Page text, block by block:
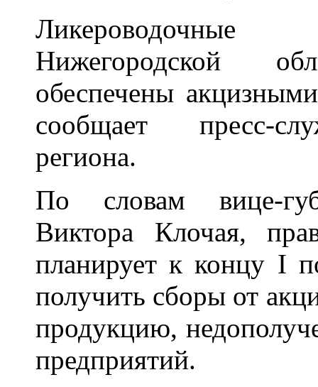
Нижегородской
обеспечены
сообщает пресс-
региона.
По словам вице-
Виктора Клочая,
планирует к концу I
получить сборы от
продукцию,
предприятий.